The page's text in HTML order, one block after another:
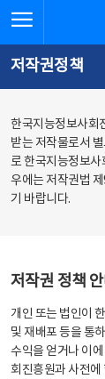
문
로
가
체
뉴
바
가
저작권정책
한국지능정보사회
받는 저작물로서
로 한국지능정보사
우에는 저작권법
기 바랍니다.
저작권 정책 안
개인 또는 법인이
및 재배포 등을 통
수익을 얻거나 이
회진흥원과 사전